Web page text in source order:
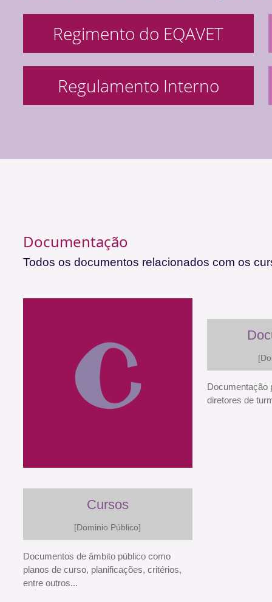
Regimento do EQAVET
Regulamento Interno
Documentação
Todos os documentos relacionados com os
Cursos
[Dominio Público]
Documentos de âmbito público como
planos de curso, planificações, critérios,
entre outros...
Documentação
diretores de